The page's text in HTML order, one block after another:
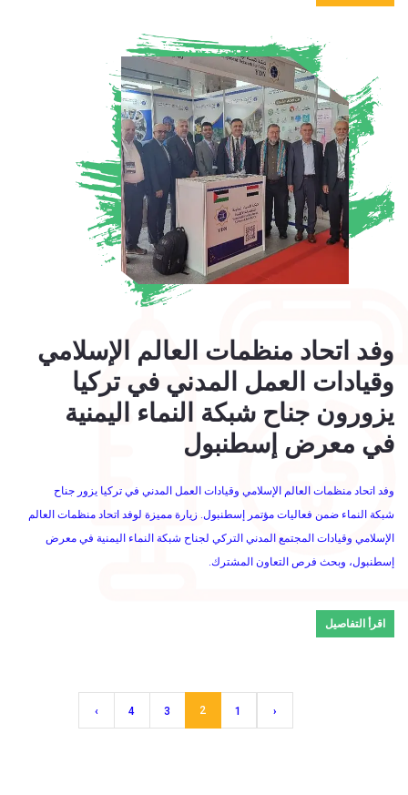
وفد اتحاد منظمات العالم الإسلامي
وقيادات العمل المدني في تركيا
يزورون جناح شبكة النماء اليمنية
في معرض إسطنبول
وفد اتحاد منظمات العالم الإسلامي وقيادات العمل المدني في تركيا يزور جناح
شبكة النماء ضمن فعاليات مؤتمر إسطنبول. زيارة مميزة لوفد اتحاد منظمات العالم
الإسلامي وقيادات المجتمع المدني التركي لجناح شبكة النماء اليمنية في معرض
إسطنبول، وبحث فرص التعاون المشترك.
اقرأ التفاصيل
‹
1
2
3
4
›